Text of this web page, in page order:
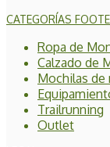
CATEGORÍAS
Ropa de
Calzado de
Mochilas de
Trailrunning
Outlet